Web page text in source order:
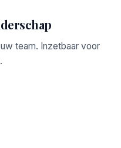
team. Inzetbaar voor